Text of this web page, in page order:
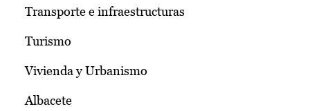
Transporte e infraestructuras
Turismo
Vivienda y Urbanismo
Albacete